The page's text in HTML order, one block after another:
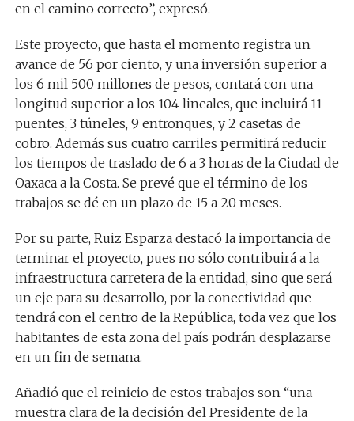
en el camino correcto”, expresó.
Este proyecto, que hasta el momento registra un
avance de 56 por ciento, y una inversión superior a
los 6 mil 500 millones de pesos, contará con una
longitud superior a los 104 lineales, que incluirá 11
puentes, 3 túneles, 9 entronques, y 2 casetas de
cobro. Además sus cuatro carriles permitirá reducir
los tiempos de traslado de 6 a 3 horas de la Ciudad de
Oaxaca a la Costa. Se prevé que el término de los
trabajos se dé en un plazo de 15 a 20 meses.
Por su parte, Ruiz Esparza destacó la importancia de
terminar el proyecto, pues no sólo contribuirá a la
infraestructura carretera de la entidad, sino que será
un eje para su desarrollo, por la conectividad que
tendrá con el centro de la República, toda vez que los
habitantes de esta zona del país podrán desplazarse
en un fin de semana.
Añadió que el reinicio de estos trabajos son “una
muestra clara de la decisión del Presidente de la